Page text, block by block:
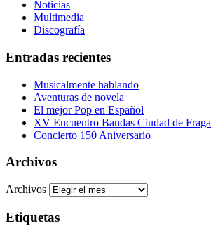
Noticias
Multimedia
Discografía
Entradas recientes
Musicalmente hablando
Aventuras de novela
El mejor Pop en Español
XV Encuentro Bandas Ciudad de Fraga
Concierto 150 Aniversario
Archivos
Archivos
Etiquetas